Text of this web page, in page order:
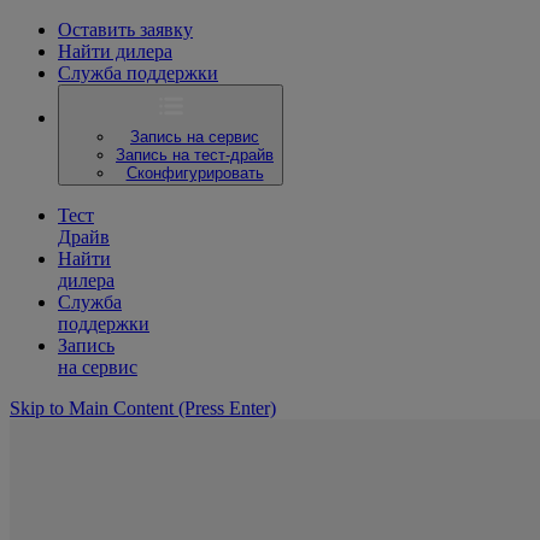
Оставить заявку
Найти дилера
Служба поддержки
Запись на сервис
Запись на тест-драйв
Сконфигурировать
Тест
Драйв
Найти
дилера
Служба
поддержки
Запись
на сервис
Skip to Main Content (Press Enter)